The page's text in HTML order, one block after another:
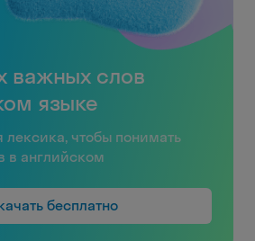
важных слов
языке
лексика, чтобы понимать
в английском
бесплатно